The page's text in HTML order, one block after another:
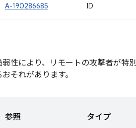
A-190286685 ID
性により、リモートの攻撃者が特
それがあります。
参照 タイプ